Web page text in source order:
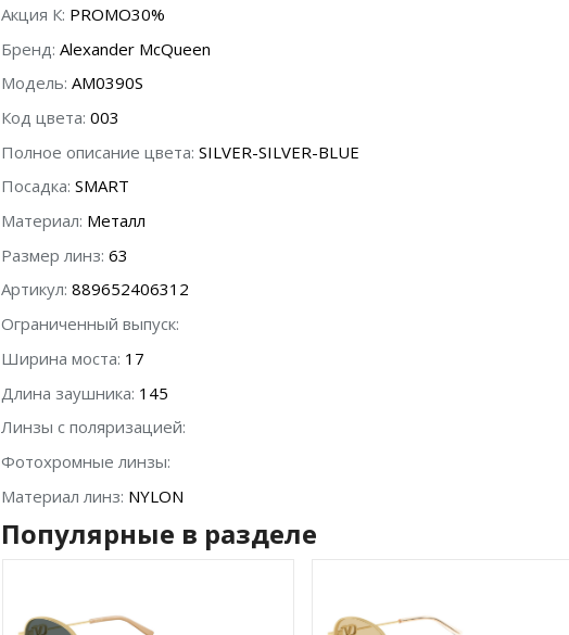
Акция К: PROMO30%
Бренд: Alexander McQueen
Модель: AM0390S
Код цвета: 003
Полное описание цвета: SILVER-SILVER-BLUE
Посадка: SMART
Материал: Металл
Размер линз: 63
Артикул: 889652406312
Ограниченный выпуск:
Ширина моста: 17
Длина заушника: 145
Линзы с поляризацией:
Фотохромные линзы:
Материал линз: NYLON
Популярные в разделе